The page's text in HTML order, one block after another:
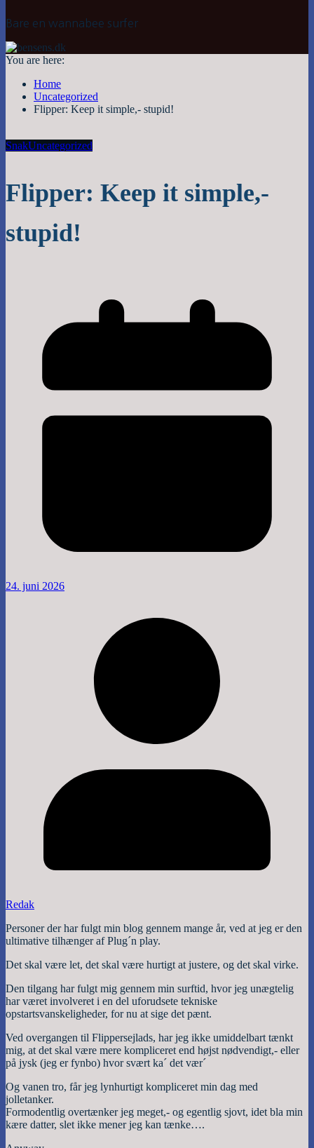
Bare en wannabee surfer
You are here:
Home
Uncategorized
Flipper: Keep it simple,- stupid!
SnakUncategorized
Flipper: Keep it simple,-
stupid!
24. juni 2026
Redak
Personer der har fulgt min blog gennem mange år, ved at jeg er den
ultimative tilhænger af Plug´n play.
Det skal være let, det skal være hurtigt at justere, og det skal virke.
Den tilgang har fulgt mig gennem min surftid, hvor jeg unægtelig
har været involveret i en del uforudsete tekniske
opstartsvanskeligheder, for nu at sige det pænt.
Ved overgangen til Flippersejlads, har jeg ikke umiddelbart tænkt
mig, at det skal være mere kompliceret end højst nødvendigt,- eller
på jysk (jeg er fynbo) hvor svært ka´ det vær´
Og vanen tro, får jeg lynhurtigt kompliceret min dag med
jolletanker.
Formodentlig overtænker jeg meget,- og egentlig sjovt, idet bla min
kære datter, slet ikke mener jeg kan tænke….